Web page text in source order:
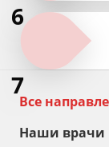
6
7
Все
Наши врачи